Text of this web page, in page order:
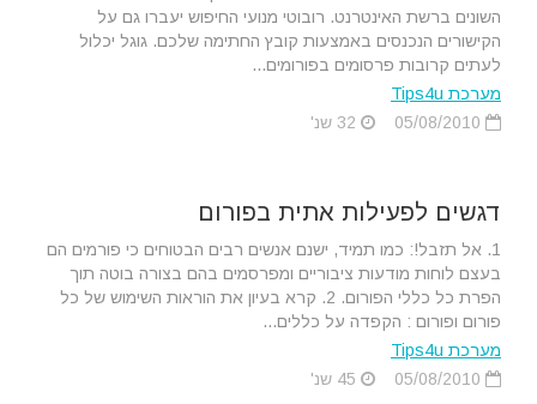
השונים ברשת האינטרנט. רובוטי מנועי החיפוש יעברו גם על
הקישורים הנכנסים באמצעות קובץ החתימה שלכם. גוגל יכלול
לעתים קרובות פרסומים בפורומים...
מערכת Tips4u
דגשים לפעילות אתית בפורום
1. אל תזבל!: כמו תמיד, ישנם אנשים רבים הבטוחים כי פורמים הם
בעצם לוחות מודעות ציבוריים ומפרסמים בהם בצורה בוטה תוך
הפרת כל כללי הפורום. 2. קרא בעיון את הוראות השימוש של כל
פורום ופורום : הקפדה על כללים...
מערכת Tips4u